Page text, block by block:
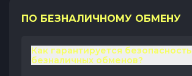
ПО БЕЗНАЛИЧНОМУ ОБМЕНУ
Как гарантируется безопасность
безналичных обменов?